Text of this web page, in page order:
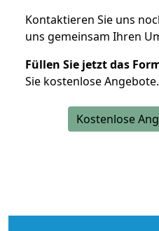
Kontaktieren Sie uns
uns gemeinsam Ihren
Füllen Sie jetzt das
Sie kostenlose Angebote.
Kostenlose